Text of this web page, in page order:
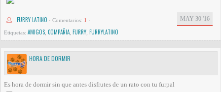
FURRY LATINO MAY 30 '16
· Comentarios: 1 ·
Etiquetas: AMIGOS COMPAÑIA FURRY FURRYLATINO
HORA DE DORMIR
Es hora de dormir sin que antes disfrutes de un rato con tu furpal